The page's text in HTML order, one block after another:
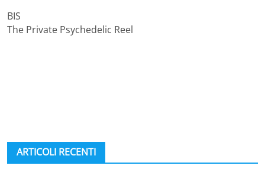
BIS
The Private Psychedelic Reel
ARTICOLI RECENTI